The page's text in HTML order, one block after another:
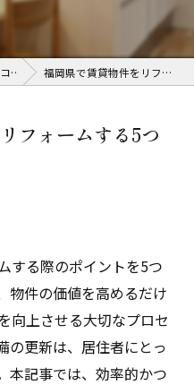
コラム 福岡県で賃貸物件をリフォームする5つのポイント
フォームする5つ
する際のポイントを5つ
物件の価値を高めるだけ
向上させる大切なプロセ
の更新は、居住者にとっ
本記事では、効率的かつ